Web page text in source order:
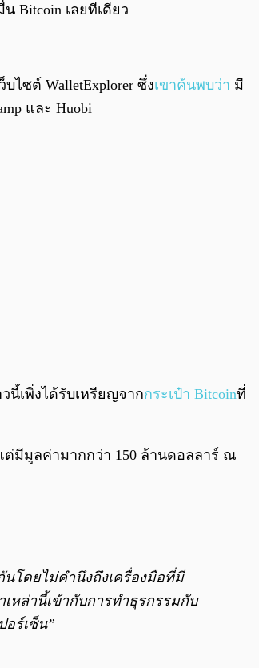
Bitcoin เลยทีเดียว
ไซต์ WalletExplorer ซึ่งเขาค้นพบว่า มี
และ Huobi
นี้เพิ่งได้รับเหรียญจากกระเป๋า Bitcoinที่
ต่มีมูลค่ามากกว่า 150 ล้านดอลลาร์ ณ
โดยไม่คำนึงถึงเครื่องมือที่มี
หล่านี้เข้ากับการทำธุรกรรมกับ
อร์เซ็น”